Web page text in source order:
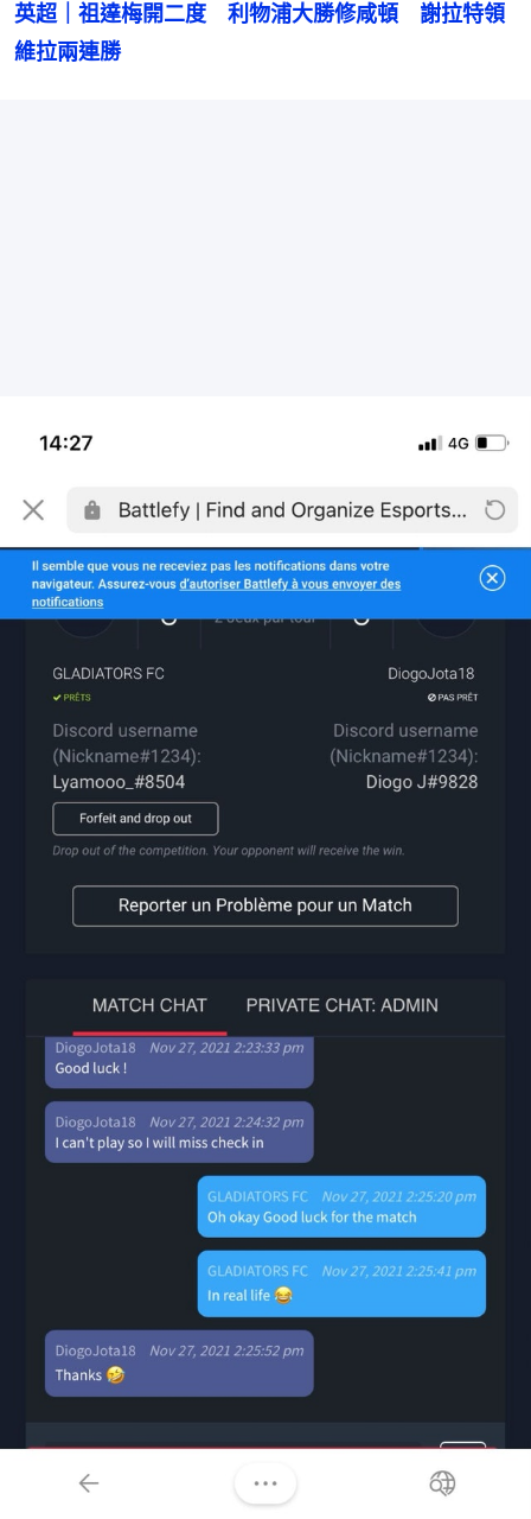
英超｜祖達梅開二度　利物浦大勝修咸頓　謝拉特領
維拉兩連勝